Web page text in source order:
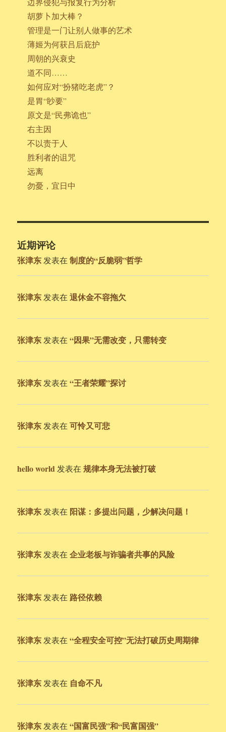
胡萝卜加大棒？
管理是一门让别人做事的艺术
薄姬为何获吕后庇护
周朝的兴衰史
道不同……
如何应对“扮猪吃老虎”？
是胃“眇要”
原文是“民弗诡也”
右主因
不以责于人
胜利者的诅咒
远离
勿憂，宜日中
近期评论
张津东 发表在制度的“反脆弱”哲学
张津东 发表在退休金不容拖欠
张津东 发表在“因果”无需改变，只需转变
张津东 发表在“王者荣耀”探讨
张津东 发表在可怜又可悲
hello world 发表在规律本身无法被打破
张津东 发表在 阳谋：多提出问题，少解决问题！
张津东 发表在企业老板与诈骗者共事的风险
张津东 发表在 路径依赖
张津东 发表在“全程安全可控”无法打破历史周期律
张津东 发表在 自命不凡
张津东 发表在“国富民强”和“民富国强”